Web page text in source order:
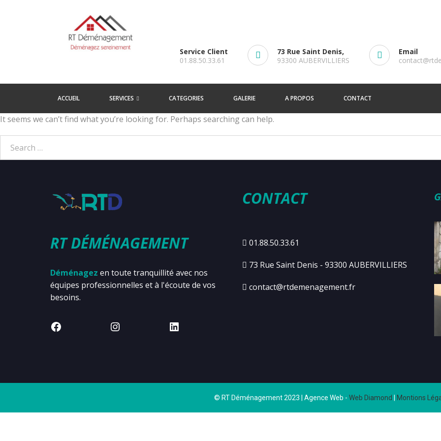
Service Client
01.88.50.33.61
73 Rue Saint Denis,
93300 AUBERVILLIERS
Email
ACCUEIL SERVICES CATEGORIES GALERIE A PROPOS CONTACT
It seems we can’t find what you’re looking for. Perhaps searching can help.
RT DÉMÉNAGEMENT
Déménagez en toute tranquillité avec nos
équipes professionnelles et à l'écoute de vos
besoins.
CONTACT
01.88.50.33.61
73 Rue Saint Denis - 93300 AUBERVILLIERS
contact@rtdemenagement.fr
© RT Déménagement 2023 | Agence Web - Web Diamond Montions